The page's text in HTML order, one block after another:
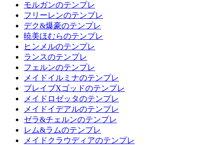
モルガンのテンプレ
フリーレンのテンプレ
デク&爆豪のテンプレ
暁美ほむらのテンプレ
ヒンメルのテンプレ
ランスのテンプレ
フェルンのテンプレ
メイドイルミナのテンプレ
ブレイブXゴッドのテンプレ
メイドロゼッタのテンプレ
メイドイデアルのテンプレ
ゼラ&チェルンのテンプレ
レム&ラムのテンプレ
メイドクラウディアのテンプレ